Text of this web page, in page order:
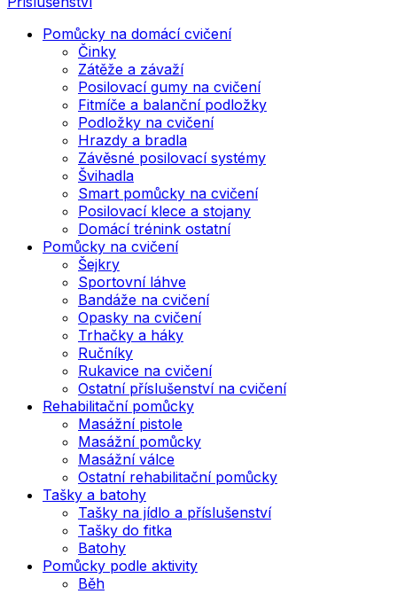
Pomůcky na domácí cvičení
Činky
Zátěže a závaží
Posilovací gumy na cvičení
Fitmíče a balanční podložky
Podložky na cvičení
Hrazdy a bradla
Závěsné posilovací systémy
Švihadla
Smart pomůcky na cvičení
Posilovací klece a stojany
Domácí trénink ostatní
Pomůcky na cvičení
Šejkry
Sportovní láhve
Bandáže na cvičení
Opasky na cvičení
Trhačky a háky
Ručníky
Rukavice na cvičení
Ostatní příslušenství na cvičení
Rehabilitační pomůcky
Masážní pistole
Masážní pomůcky
Masážní válce
Ostatní rehabilitační pomůcky
Tašky a batohy
Tašky na jídlo a příslušenství
Tašky do fitka
Batohy
Pomůcky podle aktivity
Běh